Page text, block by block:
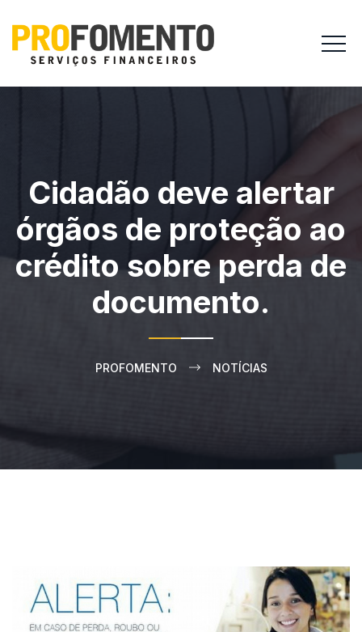
Cidadão deve alertar
órgãos de proteção ao
crédito sobre perda de
documento.
PROFOMENTO NOTÍCIAS